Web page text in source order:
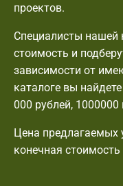
проектов.
Специалисты нашей
стоимость и
зависимости от
каталоге вы
000 рублей,
Цена предлагаемых
конечная